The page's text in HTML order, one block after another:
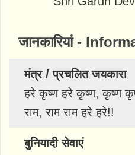
जानकारियां -
मंत्र / प्रचलित जयकारा
हरे कृष्ण हरे कृष्ण, कृष्ण
राम, राम राम हरे हरे!!
बुनियादी सेवाएं